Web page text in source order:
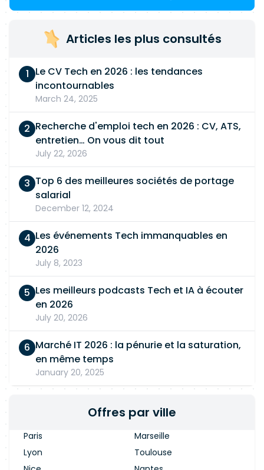
Articles les plus consultés
Le CV Tech en 2026 : les tendances
incontournables
March 24, 2025
Recherche d'emploi tech en 2026 : CV, ATS,
entretien… On vous dit tout
July 22, 2026
Top 6 des meilleures sociétés de portage
salarial
December 12, 2024
Les événements Tech immanquables en
2026
July 8, 2023
Les meilleurs podcasts Tech et IA à écouter
en 2026
July 20, 2026
Marché IT 2026 : la pénurie et la saturation,
en même temps
January 20, 2025
Offres par ville
Paris
Marseille
Lyon
Toulouse